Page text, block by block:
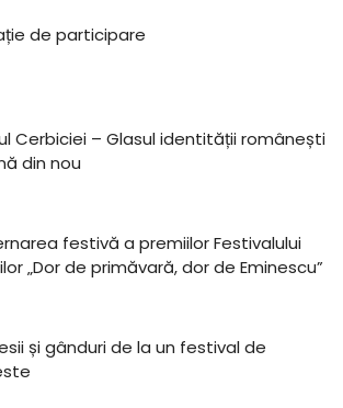
de participare
Cerbiciei – Glasul identității românești
din nou
festivă a premiilor Festivalului
„Dor de primăvară, dor de Eminescu”
și gânduri de la un festival de